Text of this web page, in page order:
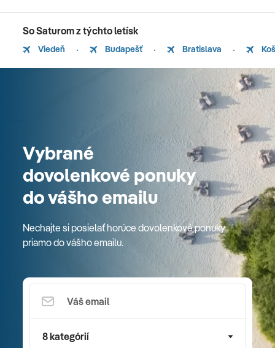
So Saturom z týchto letísk
Viedeň Budapešť Bratislava
Vybrané
dovolenkové ponuky
do vášho emailu
Nechajte si posielať horúce dovolenkové ponuky
priamo do vášho emailu.
8 kategórií